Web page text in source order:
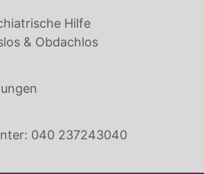
Hilfe
& Obdachlos
040 237243040